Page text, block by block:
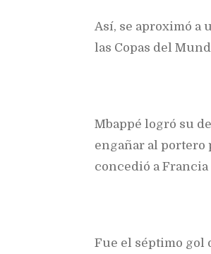
Así, se aproximó a
las Copas del
Mbappé logró su
engañar al portero
concedió a
Fue el séptimo gol